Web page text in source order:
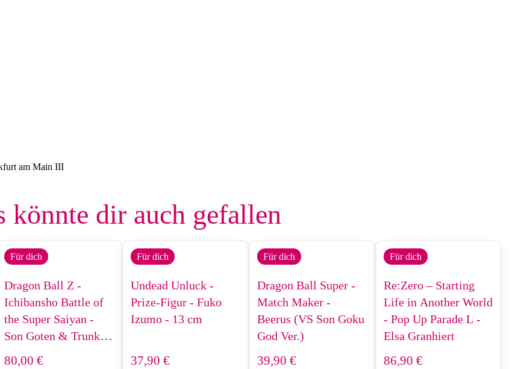
am Main III
könnte dir auch gefallen
Für dich
Dragon Ball Z -
Ichibansho Battle of
the Super Saiyan -
Son Goten & Trunks -
80,00 €
Für dich
Undead Unluck -
Prize-Figur - Fuko
Izumo - 13 cm
37,90 €
Für dich
Dragon Ball Super -
Match Maker -
Beerus (VS Son Goku
God Ver.)
39,90 €
Für dich
Re:Zero – Starting
Life in Another World
- Pop Up Parade L -
Elsa Granhiert
86,90 €